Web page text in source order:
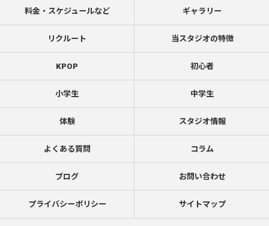
料金・スケジュールなど ギャラリー
リクルート 当スタジオの特徴
KPOP 初心者
小学生 中学生
体験 スタジオ情報
よくある質問 コラム
ブログ お問い合わせ
プライバシーポリシー サイトマップ